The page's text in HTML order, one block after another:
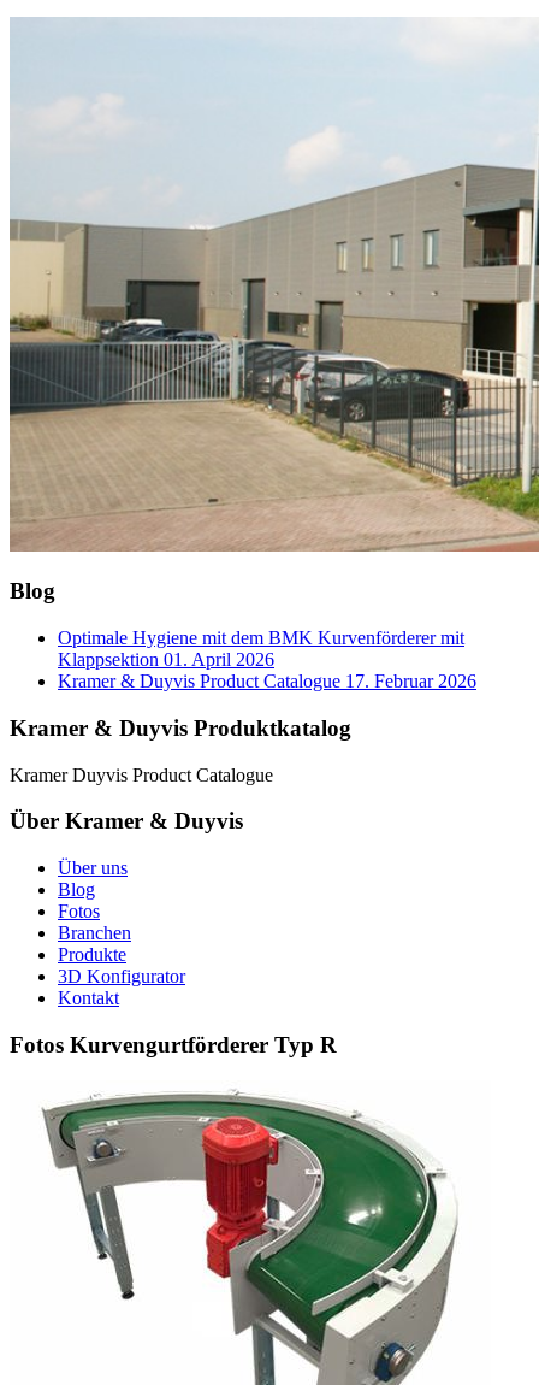
Blog
Optimale Hygiene mit dem BMK Kurvenförderer mit
Klappsektion 01. April 2026
Kramer & Duyvis Product Catalogue 17. Februar 2026
Kramer & Duyvis Produktkatalog
Kramer Duyvis Product Catalogue
Über Kramer & Duyvis
Über uns
Blog
Fotos
Branchen
Produkte
3D Konfigurator
Kontakt
Fotos Kurvengurtförderer Typ R